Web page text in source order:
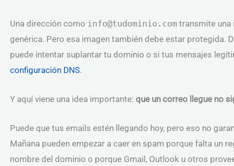
Una dirección como info@tudominio.com transmite una
genérica. Pero esa imagen también debe estar protegida.
puede intentar suplantar tu dominio o si tus mensajes
configuración DNS.
Y aquí viene una idea importante: que un correo llegue no
Puede que tus emails estén llegando hoy, pero eso no
Mañana pueden empezar a caer en spam porque falta un
nombre del dominio o porque Gmail, Outlook u otros